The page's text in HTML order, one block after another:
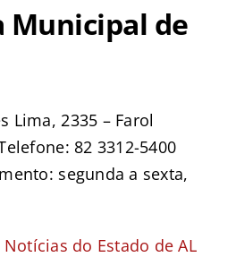
Municipal de
Lima, 2335 – Farol
82 3312-5400
segunda a sexta,
do Estado de AL